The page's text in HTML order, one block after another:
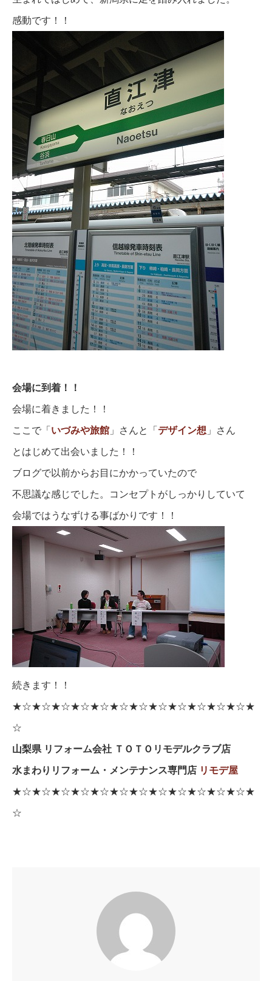
感動です！！
会場に到着！！
会場に着きました！！
ここで「 いづみや旅館 」さんと「 デザイン想 」さん
とはじめて出会いました！！
ブログで以前からお目にかかっていたので
不思議な感じでした。コンセプトがしっかりしていて
会場ではうなずける事ばかりです！！
続きます！！
★☆★☆★☆★☆★☆★☆★☆★☆★☆★☆★☆★☆★
☆
山梨県 リフォーム会社 ＴＯＴＯリモデルクラブ店
水まわりリフォーム・メンテナンス専門店 リモデ屋
★☆★☆★☆★☆★☆★☆★☆★☆★☆★☆★☆★☆★
☆